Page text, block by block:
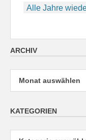
Alle Jahre
ARCHIV
Archiv
KATEGORIEN